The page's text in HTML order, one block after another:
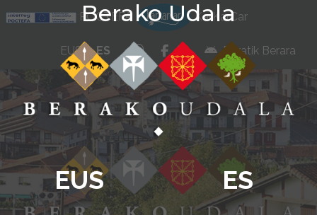
Berako Udala
EUS ES
POCTEFA KarKarCar
EUS ES whatsapp
facebook
instagram
Beratik Berara